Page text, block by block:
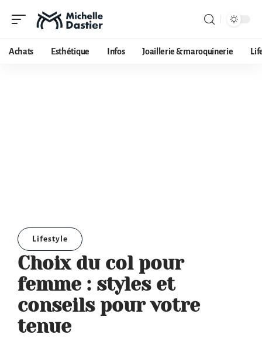
Achats Esthétique Infos Joaillerie & maroquinerie
Lifestyle
Choix du col pour
femme : styles et
conseils pour votre
tenue